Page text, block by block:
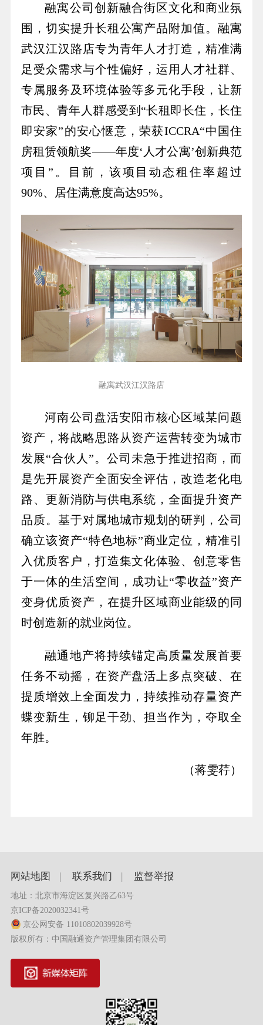
融寓公司创新融合街区文化和商业氛
围，切实提升长租公寓产品附加值。融寓
武汉江汉路店专为青年人才打造，精准满
足受众需求与个性偏好，运用人才社群、
专属服务及环境体验等多元化手段，让新
市民、青年人群感受到“长租即长住，长住
即安家”的安心惬意，荣获ICCRA“中国住
房租赁领航奖——年度‘人才公寓’创新典范
项目”。目前，该项目动态租住率超过
90%、居住满意度高达95%。
融寓武汉江汉路店
河南公司 盘活安阳市核心区域某问题
资产，将战略思路从资产运营转变为城市
发展“合伙人”。公司未急于推进招商，而
是先开展资产全面安全评估，改造老化电
路、更新消防与供电系统，全面提升资产
品质。基于对属地城市规划的研判，公司
确立该资产“特色地标”商业定位，精准引
入优质客户，打造集文化体验、创意零售
于一体的生活空间，成功让“零收益”资产
变身优质资产，在提升区域商业能级的同
时创造新的就业岗位。
融通地产将持续锚定高质量发展首要
任务不动摇，在资产盘活上多点突破、在
提质增效上全面发力，持续推动存量资产
蝶变新生，铆足干劲、担当作为，夺取全
年胜。
（蒋雯荇）
网站地图 | 联系我们 | 监督举报
地址：北京市海淀区复兴路乙63号
京ICP备2020032341号
京公网安备 11010802039928号
版权所有：中国融通资产管理集团有限公司